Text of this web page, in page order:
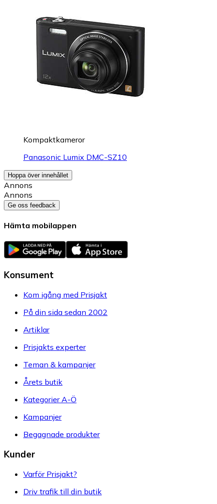
Kompaktkameror
Panasonic Lumix DMC-SZ10
Hoppa över innehållet
Annons
Annons
Ge oss feedback
Hämta mobilappen
Konsument
Kom igång med Prisjakt
På din sida sedan 2002
Artiklar
Prisjakts experter
Teman & kampanjer
Årets butik
Kategorier A-Ö
Kampanjer
Begagnade produkter
Kunder
Varför Prisjakt?
Driv trafik till din butik